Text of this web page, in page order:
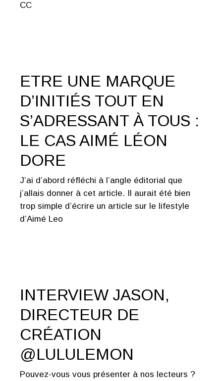
CC
ETRE UNE MARQUE
D’INITIÉS TOUT EN
S’ADRESSANT À TOUS :
LE CAS AIMÉ LÉON
DORE
J’ai d’abord réfléchi à l’angle éditorial que
j’allais donner à cet article. Il aurait été bien
trop simple d’écrire un article sur le lifestyle
d’Aimé Leo
INTERVIEW JASON,
DIRECTEUR DE
CRÉATION
@LULULEMON
Pouvez-vous vous présenter à nos lecteurs ?